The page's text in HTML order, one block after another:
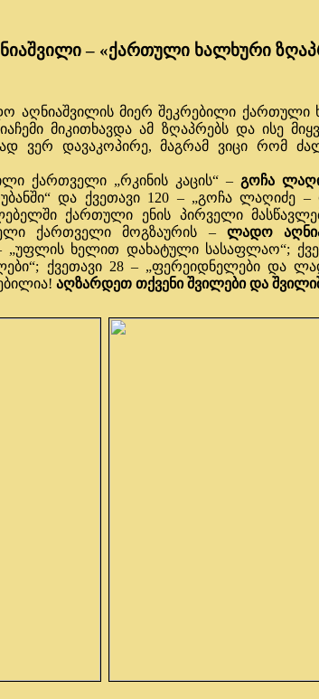
– «ქართული ხალხური
მიერ შეკრებილი ქართული
მიკითხავდა ამ ზღაპრებს და ისე
ვერ დავაკოპირე, მაგრამ ვიცი რომ
„რკინის კაცის“ – გოჩა
და ქვეთავი 120 – „გოჩა ლაღიძე –
ქართული ენის პირველი
ქართველი მოგზაურის – ლადო
„უფლის ხელით დახატული სასაფლაო“;
ქვეთავი 28 – „ფერეიდნელები და
აღზარდეთ თქვენი შვილები და